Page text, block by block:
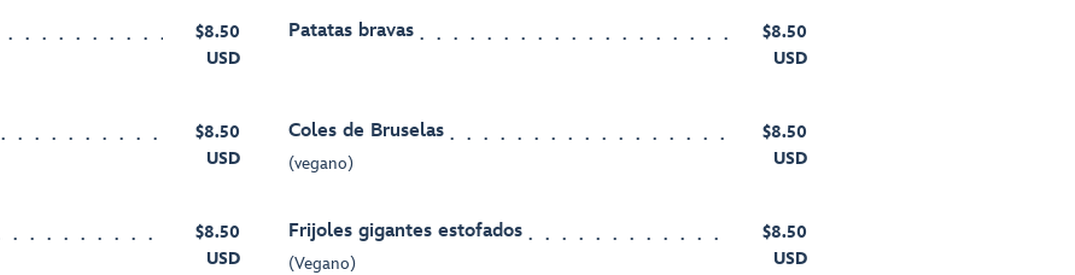
$8.50
USD
Patatas bravas
$8.50
USD
$8.50
USD
Coles de Bruselas
(vegano)
$8.50
USD
$8.50
USD
Frijoles gigantes estofados
(Vegano)
$8.50
USD